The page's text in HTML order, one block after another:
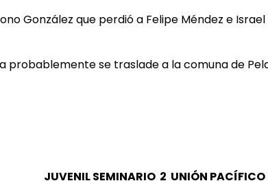
González que perdió a Felipe Méndez e
probablemente se traslade a la comuna de
JUVENIL SEMINARIO 2 UNIÓN PACÍFICO